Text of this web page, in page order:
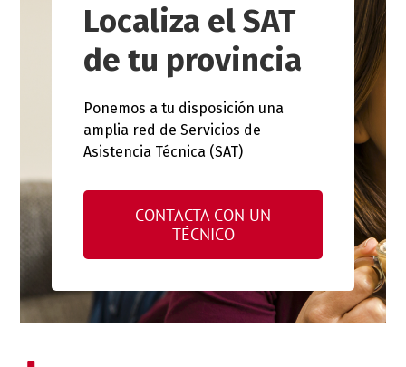
Localiza el SAT
de tu provincia
Ponemos a tu disposición una
amplia red de Servicios de
Asistencia Técnica (SAT)
CONTACTA CON UN
TÉCNICO